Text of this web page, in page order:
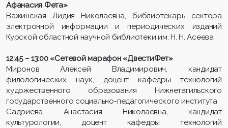
Афанасия Фета»
Важинская Лидия Николаевна, библиотекарь сектора
электронной информации и периодических изданий
Курской областной научной библиотеки им. Н. Н. Асеева
12:45 – 13:00 «Сетевой марафон «ДвестиФет»
Миронов Алексей Владимирович, кандидат
филологических наук, доцент кафедры технологий
художественного образования Нижнетагильского
государственного социально-педагогического института
Садриева Анастасия Николаевна, кандидат
культурологии, доцент кафедры технологий